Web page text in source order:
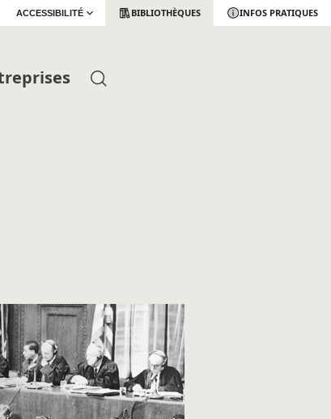
ACCESSIBILITÉ BIBLIOTHÈQUES INFOS PRATIQUES